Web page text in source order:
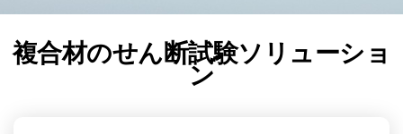
複合材のせん断試験ソリューショ
ン